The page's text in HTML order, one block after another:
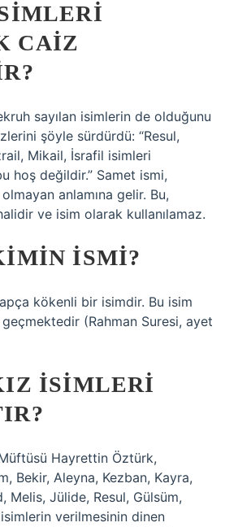
CAIZ
sayılan isimlerin de olduğunu
şöyle sürdürdü: “Resul,
Mikail, İsrafil isimleri
hoş değildir.” Samet ismi,
anlamına gelir. Bu,
ve isim olarak kullanılamaz.
ISMI?
kökenli bir isimdir. Bu isim
geçmektedir (Rahman Suresi, ayet
ISIMLERI
Hayrettin Öztürk,
Bekir, Aleyna, Kezban, Kayra,
Melis, Jülide, Resul, Gülsüm,
verilmesinin dinen